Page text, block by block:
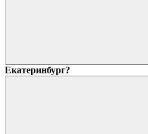
Екатеринбург?